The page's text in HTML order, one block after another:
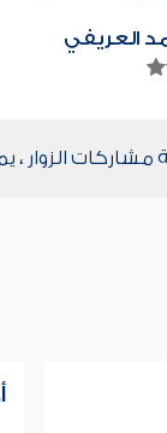
ابن الجوزي
الزوار ،